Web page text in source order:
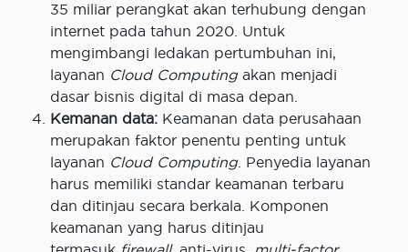
35 miliar perangkat akan terhubung dengan
internet pada tahun 2020. Untuk
mengimbangi ledakan pertumbuhan ini,
layanan Cloud Computingakan menjadi
dasar bisnis digital di masa depan.
Kemanan data: Keamanan data perusahaan
merupakan faktor penentu penting untuk
layanan Cloud Computing. Penyedia layanan
harus memiliki standar keamanan terbaru
dan ditinjau secara berkala. Komponen
keamanan yang harus ditinjau